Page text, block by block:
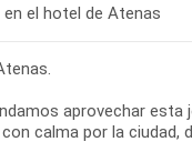
aprovechar esta
calma por la